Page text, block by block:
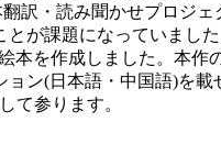
訳・読み聞かせプロジ
が課題になっていまし
を作成しました。本作
ン(日本語・中国語)を
て参ります。